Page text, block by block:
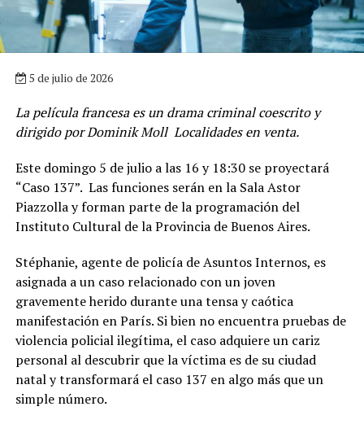
5 de julio de 2026
La película francesa es un drama criminal coescrito y
dirigido por Dominik Moll Localidades en venta.
Este domingo 5 de julio a las 16 y 18:30 se proyectará
“Caso 137”. Las funciones serán en la Sala Astor
Piazzolla y forman parte de la programación del
Instituto Cultural de la Provincia de Buenos Aires.
Stéphanie, agente de policía de Asuntos Internos, es
asignada a un caso relacionado con un joven
gravemente herido durante una tensa y caótica
manifestación en París. Si bien no encuentra pruebas de
violencia policial ilegítima, el caso adquiere un cariz
personal al descubrir que la víctima es de su ciudad
natal y transformará el caso 137 en algo más que un
simple número.